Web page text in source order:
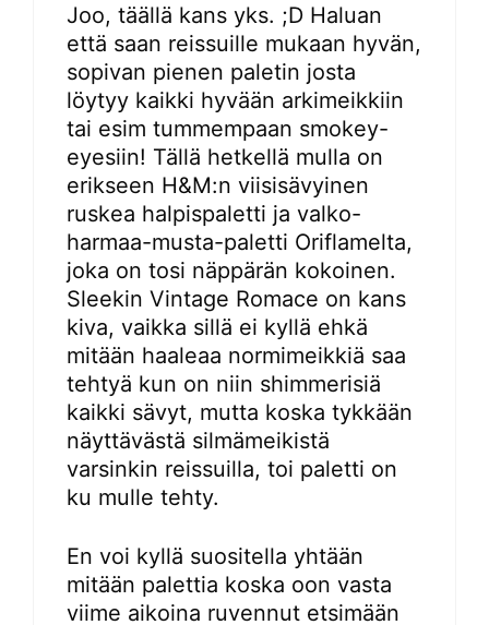
Joo, täällä kans yks. ;D Haluan
että saan reissuille mukaan hyvän,
sopivan pienen paletin josta
löytyy kaikki hyvään arkimeikkiin
tai esim tummempaan smokey-
eyesiin! Tällä hetkellä mulla on
erikseen H&M:n viisisävyinen
ruskea halpispaletti ja valko-
harmaa-musta-paletti Oriflamelta,
joka on tosi näppärän kokoinen.
Sleekin Vintage Romace on kans
kiva, vaikka sillä ei kyllä ehkä
mitään haaleaa normimeikkiä saa
tehtyä kun on niin shimmerisiä
kaikki sävyt, mutta koska tykkään
näyttävästä silmämeikistä
varsinkin reissuilla, toi paletti on
ku mulle tehty.
En voi kyllä suositella yhtään
mitään palettia koska oon vasta
viime aikoina ruvennut etsimään